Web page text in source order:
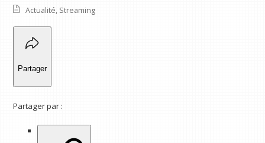
Actualité, Streaming
Partager
Partager par :